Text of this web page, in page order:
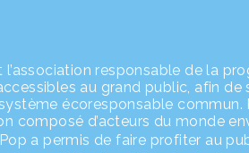
l’association responsable de la
au grand public, afin
écoresponsable
composé d’acteurs du monde
a permis de faire profiter au